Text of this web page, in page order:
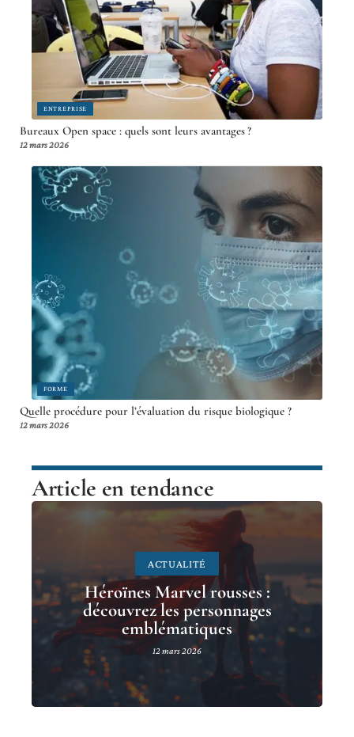
ENTREPRISE
Bureaux Open space : quels sont leurs avantages ?
12 mars 2026
FORME
Quelle procédure pour l’évaluation du risque biologique ?
12 mars 2026
Article en tendance
ACTUALITÉ
Héroïnes Marvel rousses :
découvrez les personnages
emblématiques
12 mars 2026